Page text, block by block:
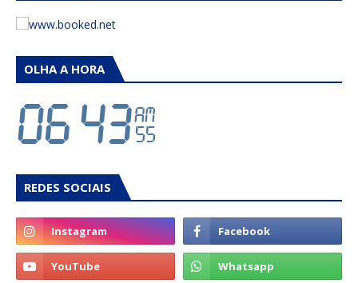
OLHA A HORA
REDES SOCIAIS